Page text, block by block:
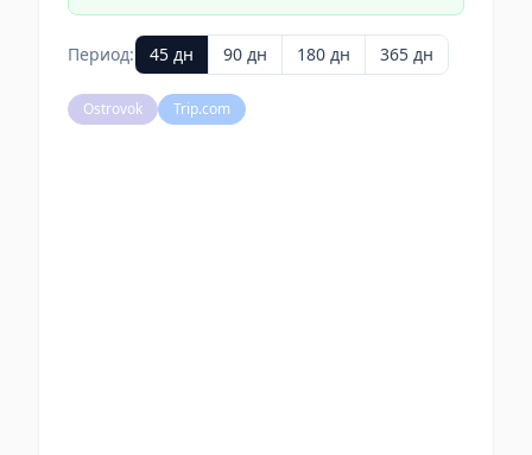
Период: 45 дн 90 дн 180 дн 365 дн
Ostrovok Trip.com